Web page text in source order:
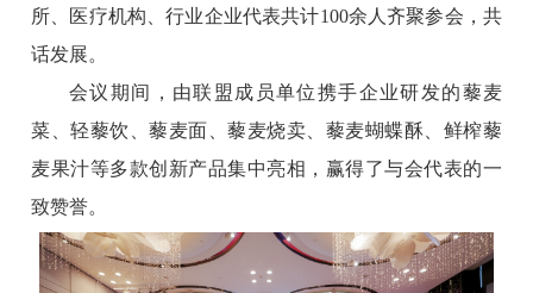
所、医疗机构、行业企业代表共计100余人齐聚参会，共
话发展。
会议期间，由联盟成员单位携手企业研发的藜麦
菜、轻藜饮、藜麦面、藜麦烧卖、藜麦蝴蝶酥、鲜榨藜
麦果汁等多款创新产品集中亮相，赢得了与会代表的一
致赞誉。